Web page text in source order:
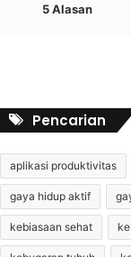
5 Alasan
Pencarian
aplikasi produktivitas
gaya hidup aktif
kebiasaan sehat